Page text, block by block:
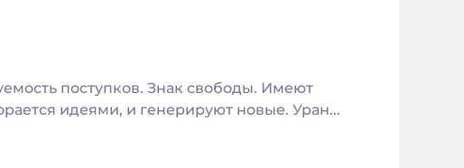
поступков. Знак свободы. Имеют
идеями, и генерируют новые. Уран...